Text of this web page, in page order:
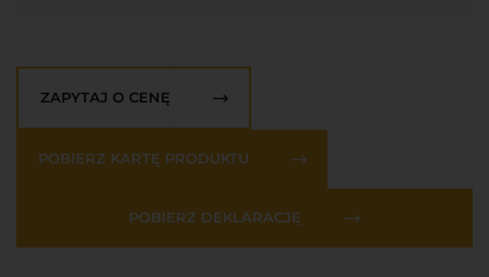
ZAPYTAJ O CENĘ
POBIERZ KARTĘ PRODUKTU
POBIERZ DEKLARACJĘ